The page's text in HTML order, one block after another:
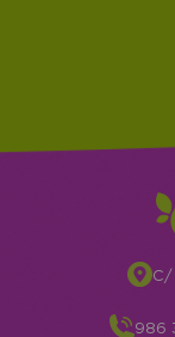
C/
986